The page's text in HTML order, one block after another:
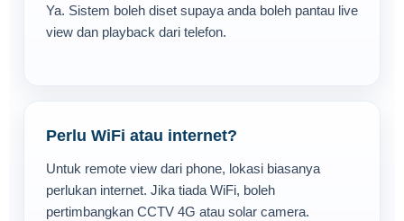
Ya. Sistem boleh diset supaya anda boleh pantau live
view dan playback dari telefon.
Perlu WiFi atau internet?
Untuk remote view dari phone, lokasi biasanya
perlukan internet. Jika tiada WiFi, boleh
pertimbangkan CCTV 4G atau solar camera.